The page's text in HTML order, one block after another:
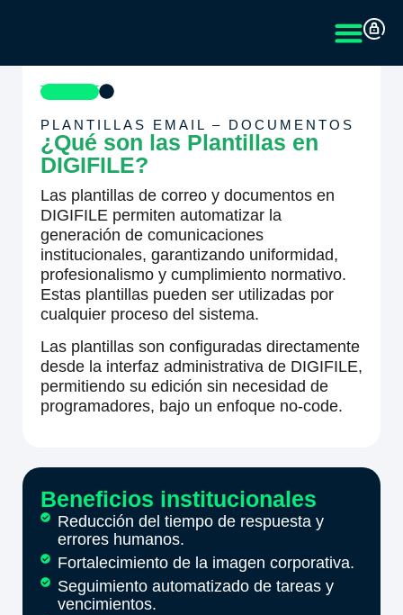
PLANTILLAS EMAIL – DOCUMENTOS
¿Qué son las Plantillas en
DIGIFILE?
Las plantillas de correo y documentos en
DIGIFILE permiten automatizar la
generación de comunicaciones
institucionales, garantizando uniformidad,
profesionalismo y cumplimiento normativo.
Estas plantillas pueden ser utilizadas por
cualquier proceso del sistema.
Las plantillas son configuradas directamente
desde la interfaz administrativa de DIGIFILE,
permitiendo su edición sin necesidad de
programadores, bajo un enfoque no-code.
Beneficios institucionales
Reducción del tiempo de respuesta y
errores humanos.
Fortalecimiento de la imagen corporativa.
Seguimiento automatizado de tareas y
vencimientos.